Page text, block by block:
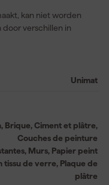
kan niet worden
verschillen in
Unimat
Brique, Ciment et plâtre,
Couches de peinture
Murs, Papier peint
tissu de verre, Plaque de
plâtre